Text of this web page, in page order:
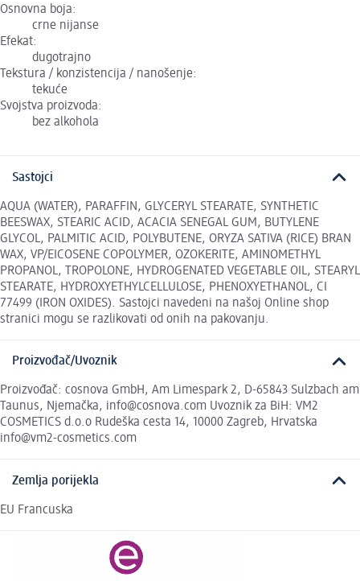
Osnovna boja:
crne nijanse
Efekat:
dugotrajno
Tekstura / konzistencija / nanošenje:
tekuće
Svojstva proizvoda:
bez alkohola
Sastojci
AQUA (WATER), PARAFFIN, GLYCERYL STEARATE, SYNTHETIC
BEESWAX, STEARIC ACID, ACACIA SENEGAL GUM, BUTYLENE
GLYCOL, PALMITIC ACID, POLYBUTENE, ORYZA SATIVA (RICE) BRAN
WAX, VP/EICOSENE COPOLYMER, OZOKERITE, AMINOMETHYL
PROPANOL, TROPOLONE, HYDROGENATED VEGETABLE OIL, STEARYL
STEARATE, HYDROXYETHYLCELLULOSE, PHENOXYETHANOL, CI
77499 (IRON OXIDES). Sastojci navedeni na našoj Online shop
stranici mogu se razlikovati od onih na pakovanju.
Proizvođač/Uvoznik
Proizvođač: cosnova GmbH, Am Limespark 2, D-65843 Sulzbach am
Taunus, Njemačka, info@cosnova.com Uvoznik za BiH: VM2
COSMETICS d.o.o Rudeška cesta 14, 10000 Zagreb, Hrvatska
info@vm2-cosmetics.com
Zemlja porijekla
EU Francuska